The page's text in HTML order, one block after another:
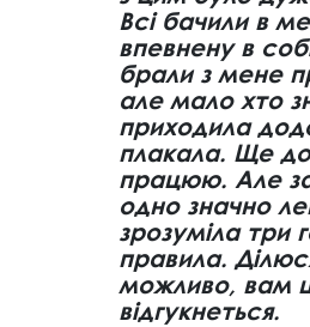
Всі бачили в
впевнену в
брали з мене
але мало хто
приходила
плакала. Ще
працюю. Але
одно значно
зрозуміла три
правила.
можливо, вам
відгукнеться.